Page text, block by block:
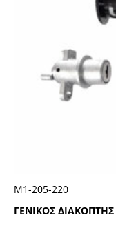
ΓΕΝΙΚΟΣ ΔΙΑΚΟΠΤΗΣ
Μ1-205-220